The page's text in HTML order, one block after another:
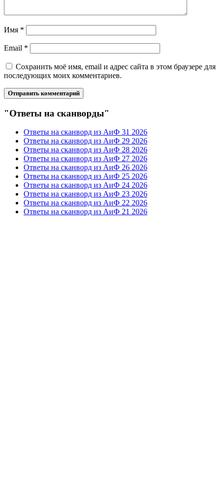
Имя *
Email *
Сохранить моё имя, email и адрес сайта в этом браузере для
последующих моих комментариев.
"Ответы на сканворды"
Ответы на сканворд из АиФ 31 2026
Ответы на сканворд из АиФ 29 2026
Ответы на сканворд из АиФ 28 2026
Ответы на сканворд из АиФ 27 2026
Ответы на сканворд из АиФ 26 2026
Ответы на сканворд из АиФ 25 2026
Ответы на сканворд из АиФ 24 2026
Ответы на сканворд из АиФ 23 2026
Ответы на сканворд из АиФ 22 2026
Ответы на сканворд из АиФ 21 2026